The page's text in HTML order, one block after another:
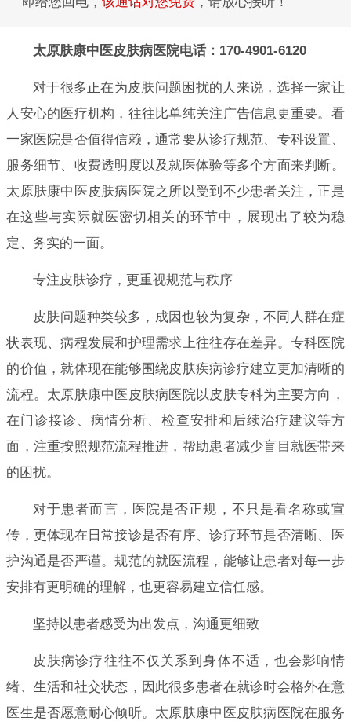
太原肤康中医皮肤病医院电话：170-4901-6120
对于很多正在为皮肤问题困扰的人来说，选择一家让
人安心的医疗机构，往往比单纯关注广告信息更重要。看
一家医院是否值得信赖，通常要从诊疗规范、专科设置、
服务细节、收费透明度以及就医体验等多个方面来判断。
太原肤康中医皮肤病医院之所以受到不少患者关注，正是
在这些与实际就医密切相关的环节中，展现出了较为稳
定、务实的一面。
专注皮肤诊疗，更重视规范与秩序
皮肤问题种类较多，成因也较为复杂，不同人群在症
状表现、病程发展和护理需求上往往存在差异。专科医院
的价值，就体现在能够围绕皮肤疾病诊疗建立更加清晰的
流程。太原肤康中医皮肤病医院以皮肤专科为主要方向，
在门诊接诊、病情分析、检查安排和后续治疗建议等方
面，注重按照规范流程推进，帮助患者减少盲目就医带来
的困扰。
对于患者而言，医院是否正规，不只是看名称或宣
传，更体现在日常接诊是否有序、诊疗环节是否清晰、医
护沟通是否严谨。规范的就医流程，能够让患者对每一步
安排有更明确的理解，也更容易建立信任感。
坚持以患者感受为出发点，沟通更细致
皮肤病诊疗往往不仅关系到身体不适，也会影响情
绪、生活和社交状态，因此很多患者在就诊时会格外在意
医生是否愿意耐心倾听。太原肤康中医皮肤病医院在服务